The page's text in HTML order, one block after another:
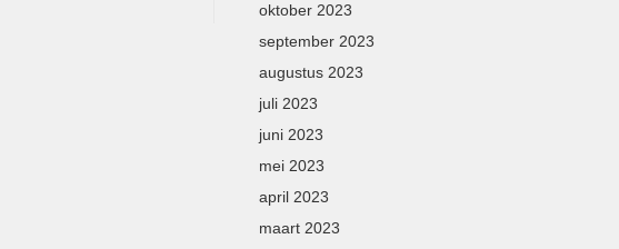
oktober 2023
september 2023
augustus 2023
juli 2023
juni 2023
mei 2023
april 2023
maart 2023